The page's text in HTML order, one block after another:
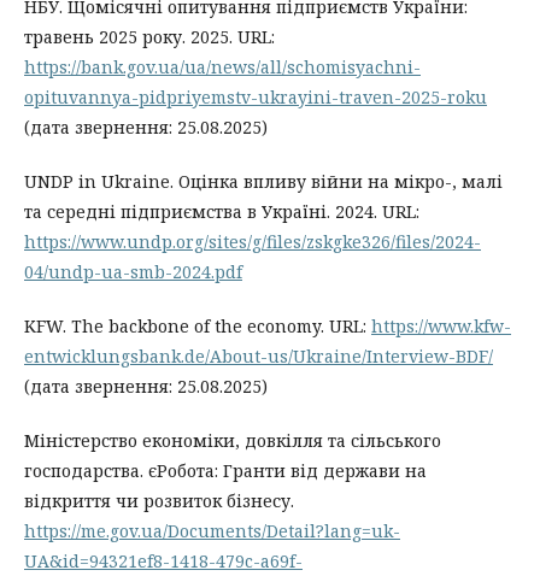
НБУ. Щомісячні опитування підприємств України:
травень 2025 року. 2025. URL:
https://bank.gov.ua/ua/news/all/schomisyachni-
opituvannya-pidpriyemstv-ukrayini-traven-2025-roku
(дата звернення: 25.08.2025)
UNDP in Ukraine. Оцінка впливу війни на мікро-, малі
та середні підприємства в Україні. 2024. URL:
https://www.undp.org/sites/g/files/zskgke326/files/2024-
04/undp-ua-smb-2024.pdf
KFW. The backbone of the economy. URL: https://www.kfw-
entwicklungsbank.de/About-us/Ukraine/Interview-BDF/
(дата звернення: 25.08.2025)
Міністерство економіки, довкілля та сільського
господарства. єРобота: Гранти від держави на
відкриття чи розвиток бізнесу.
https://me.gov.ua/Documents/Detail?lang=uk-
UA&id=94321ef8-1418-479c-a69f-